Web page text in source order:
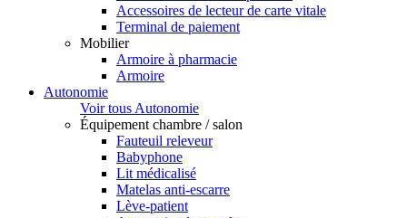
Accessoires de lecteur de carte vitale
Terminal de paiement
Mobilier
Armoire à pharmacie
Armoire
Autonomie
Voir tous Autonomie
Équipement chambre / salon
Fauteuil releveur
Babyphone
Lit médicalisé
Matelas anti-escarre
Lève-patient